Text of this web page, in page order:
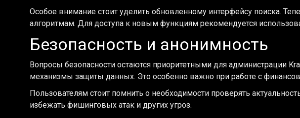
Особое внимание стоит уделить обновленному интерфейсу поиска.
алгоритмам. Для доступа к новым функциям рекомендуется
Безопасность и анонимность
Вопросы безопасности остаются приоритетными для администрации
механизмы защиты данных. Это особенно важно при работе с
Пользователям стоит помнить о необходимости проверять
избежать фишинговых атак и других угроз.